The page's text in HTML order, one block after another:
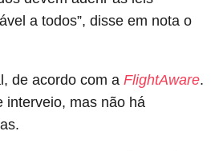
a todos”, disse em nota o
de acordo com a FlightAware.
interveio, mas não há